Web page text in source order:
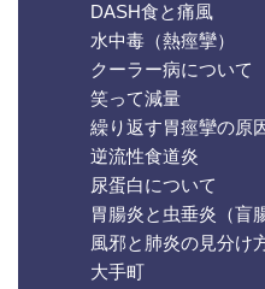
DASH食と痛風
水中毒（熱痙攣）
クーラー病について
笑って減量
繰り返す胃痙攣の原
逆流性食道炎
尿蛋白について
胃腸炎と虫垂炎（盲
風邪と肺炎の見分け
大手町